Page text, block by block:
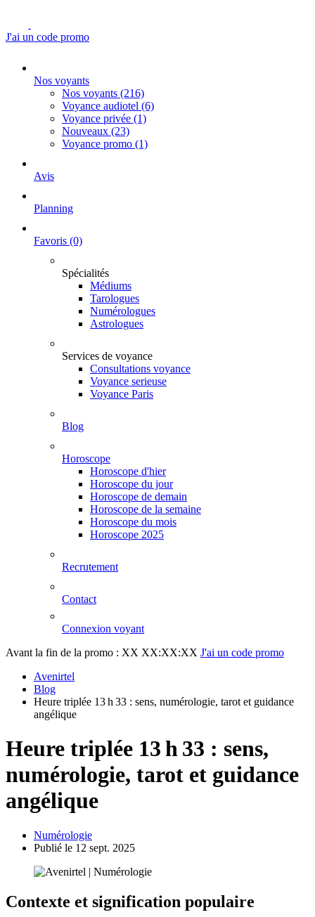
J'ai un code promo
Nos voyants
Nos voyants (216)
Voyance audiotel (6)
Voyance privée (1)
Nouveaux (23)
Voyance promo (1)
Avis
Planning
Favoris (0)
Spécialités
Médiums
Tarologues
Numérologues
Astrologues
Services de voyance
Consultations voyance
Voyance serieuse
Voyance Paris
Blog
Horoscope
Horoscope d'hier
Horoscope du jour
Horoscope de demain
Horoscope de la semaine
Horoscope du mois
Horoscope 2025
Recrutement
Contact
Connexion voyant
Avant la fin de la promo : XX XX:XX:XX J'ai un code promo
Avenirtel
Blog
Heure triplée 13 h 33 : sens, numérologie, tarot et guidance
angélique
Heure triplée 13 h 33 : sens,
numérologie, tarot et guidance
angélique
Numérologie
Publié le 12 sept. 2025
Contexte et signification populaire